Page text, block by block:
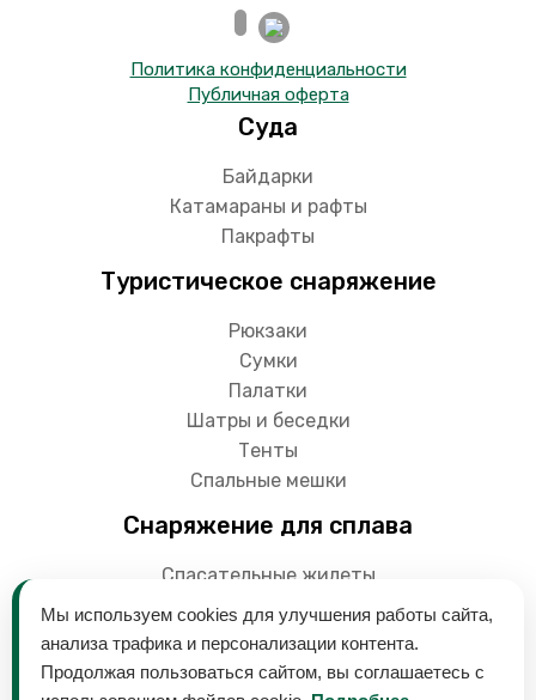
Политика конфиденциальности
Публичная оферта
Суда
Байдарки
Катамараны и рафты
Пакрафты
Туристическое снаряжение
Рюкзаки
Сумки
Палатки
Шатры и беседки
Тенты
Спальные мешки
Снаряжение для сплава
Спасательные жилеты
Гермоупаковки
Мы используем cookies для улучшения работы сайта,
анализа трафика и персонализации контента.
Продолжая пользоваться сайтом, вы соглашаетесь с